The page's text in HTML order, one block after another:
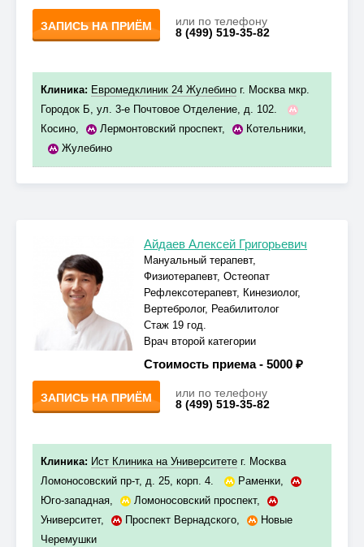
ЗАПИСЬ НА ПРИЁМ
или по телефону
8 (499) 519-35-82
Клиника: Евромедклиник 24 Жулебино г. Москва мкр.
Городок Б, ул. 3-е Почтовое Отделение, д. 102.
Косино, Лермонтовский проспект, Котельники,
Жулебино
Айдаев Алексей Григорьевич
Мануальный терапевт,
Физиотерапевт, Остеопат
Рефлексотерапевт, Кинезиолог,
Вертебролог, Реабилитолог
Стаж 19 год.
Врач второй категории
Стоимость приема - 5000 ₽
ЗАПИСЬ НА ПРИЁМ
или по телефону
8 (499) 519-35-82
Клиника: Ист Клиника на Университете г. Москва
Ломоносовский пр-т, д. 25, корп. 4.
Раменки,
Юго-западная, Ломоносовский проспект,
Университет, Проспект Вернадского,
Новые
Черемушки